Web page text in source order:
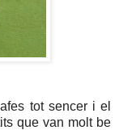
tot sencer i el
que van molt be